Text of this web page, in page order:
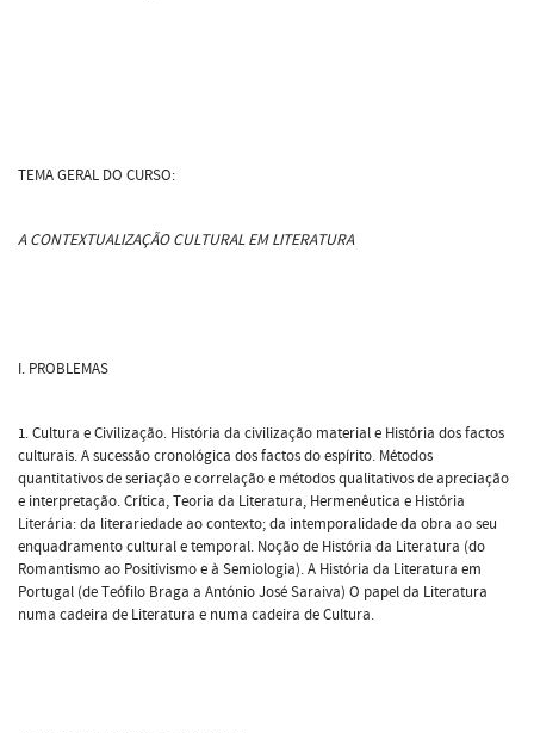
TEMA GERAL DO CURSO:
A CONTEXTUALIZAÇÃO CULTURAL EM LITERATURA
I. PROBLEMAS
1. Cultura e Civilização. História da civilização material e História dos factos
culturais. A sucessão cronológica dos factos do espírito. Métodos
quantitativos de seriação e correlação e métodos qualitativos de apreciação
e interpretação. Crítica, Teoria da Literatura, Hermenêutica e História
Literária: da literariedade ao contexto; da intemporalidade da obra ao seu
enquadramento cultural e temporal. Noção de História da Literatura (do
Romantismo ao Positivismo e à Semiologia). A História da Literatura em
Portugal (de Teófilo Braga a António José Saraiva) O papel da Literatura
numa cadeira de Literatura e numa cadeira de Cultura.